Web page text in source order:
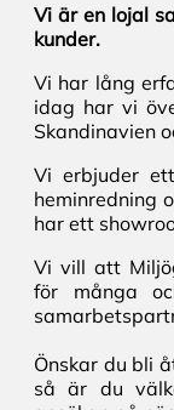
Vi är en lojal
kunder.
Vi har lång
idag har vi
Skandinavien
Vi erbjuder
heminredning
har ett
Vi vill att
för många
Önskar du bli
så är du